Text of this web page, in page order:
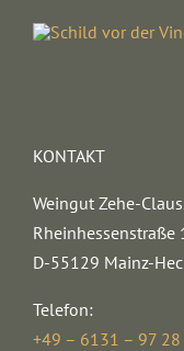
KONTAKT
Weingut Zehe-
Rheinhessenstraße
D-55129 Mainz-
Telefon:
+49 – 6131 – 97 28